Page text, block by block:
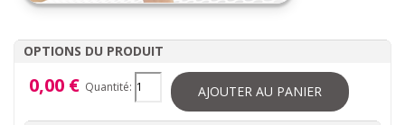
OPTIONS DU PRODUIT
0,00 € Quantité: AJOUTER AU PANIER